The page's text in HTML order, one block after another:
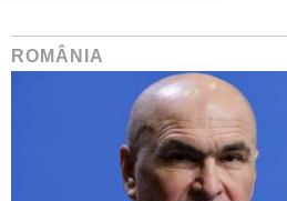
ROMÂNIA